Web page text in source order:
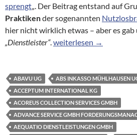
sprengt„. Der Beitrag entstand auf
Praktikender sogenannten
hier nicht wirklich etwas – aber es
„Dienstleister“.Inkasso-Heute reloaded
weiterlesen →
ABAVU UG
ABS INKASSO MÜHLHAUSEN
ACCEPTUM INTERNATIONAL KG
ACOREUS COLLECTION SERVICES GMBH
ADVANCE SERVICE GMBH
AEQUATIO DIENSTLEISTUNGEN GMBH